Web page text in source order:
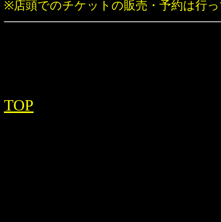
※店頭でのチケットの販売・予約は行
TOP